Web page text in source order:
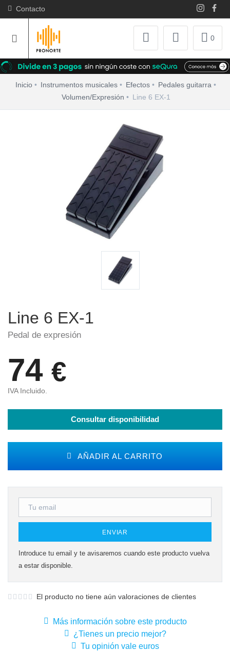
Contacto
0
Inicio Instrumentos musicales Efectos
Pedales guitarra
Volumen/Expresión
Line 6 EX-1
Line 6 EX-1
Pedal de expresión
74 €
IVA Incluido.
Consultar disponibilidad
AÑADIR AL CARRITO
ENVIAR
Introduce tu email y te avisaremos cuando este producto vuelva
a estar disponible.
El producto no tiene aún valoraciones de clientes
Más información sobre este producto
¿Tienes un precio mejor?
Tu opinión vale euros